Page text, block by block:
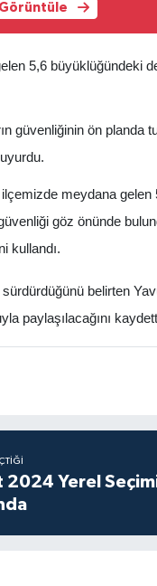
5,6 büyüklüğündeki
güvenliğinin ön planda
meydana
göz önünde
kullandı.
sürdürdüğünü belirten
paylaşılacağını
2024 Yerel